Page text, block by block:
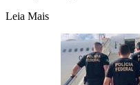
Leia Mais